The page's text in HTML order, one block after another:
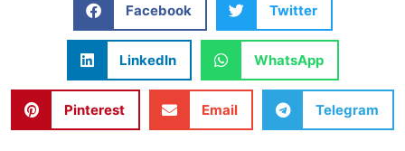
Facebook Twitter
LinkedIn WhatsApp
Pinterest Email Telegram